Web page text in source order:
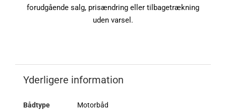
forudgående salg, prisændring eller tilbagetrækning
uden varsel.
Yderligere information
Bådtype Motorbåd